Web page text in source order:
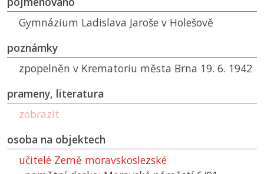
Gymnázium Ladislava Jaroše v Holešově
poznámky
zpopelněn v Krematoriu města Brna 19. 6. 1942
prameny, literatura
zobrazit
osoba na objektech
učitelé Země moravskoslezské